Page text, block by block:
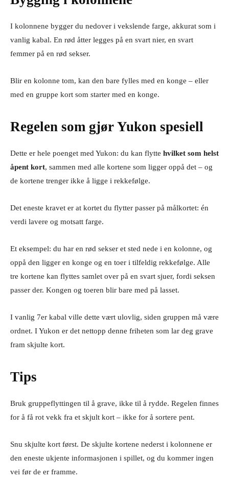
I kolonnene bygger du nedover i vekslende farge, akkurat som i
vanlig kabal. En rød åtter legges på en svart nier, en svart
femmer på en rød sekser.
Blir en kolonne tom, kan den bare fylles med en konge – eller
med en gruppe kort som starter med en konge.
Regelen som gjør Yukon spesiell
Dette er hele poenget med Yukon: du kan flytte hvilket som helst
åpent kort, sammen med alle kortene som ligger oppå det – og
de kortene trenger ikke å ligge i rekkefølge.
Det eneste kravet er at kortet du flytter passer på målkortet: én
verdi lavere og motsatt farge.
Et eksempel: du har en rød sekser et sted nede i en kolonne, og
oppå den ligger en konge og en toer i tilfeldig rekkefølge. Alle
tre kortene kan flyttes samlet over på en svart sjuer, fordi seksen
passer der. Kongen og toeren blir bare med på lasset.
I vanlig 7er kabal ville dette vært ulovlig, siden gruppen må være
ordnet. I Yukon er det nettopp denne friheten som lar deg grave
fram skjulte kort.
Tips
Bruk gruppeflyttingen til å grave, ikke til å rydde. Regelen finnes
for å få rot vekk fra et skjult kort – ikke for å sortere pent.
Snu skjulte kort først. De skjulte kortene nederst i kolonnene er
den eneste ukjente informasjonen i spillet, og du kommer ingen
vei før de er framme.